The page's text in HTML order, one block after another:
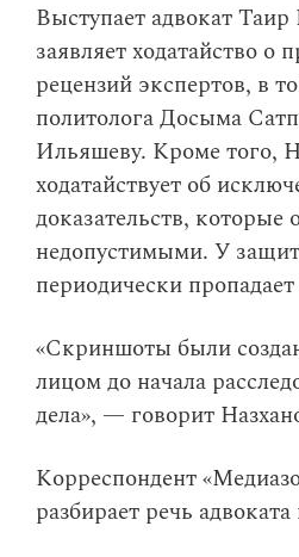
Выступает адвокат
заявляет ходатайство о
рецензий экспертов, в
политолога Досыма
Ильяшеву. Кроме того,
ходатайствует об
доказательств, которые
недопустимыми. У
периодически пропадает
«Скриншоты были
лицом до начала
дела», — говорит
Корреспондент
разбирает речь